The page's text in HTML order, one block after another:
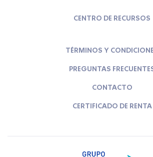
CENTRO DE RECURSOS
TÉRMINOS Y
PREGUNTAS
CONTACTO
CERTIFICADO DE RENTA